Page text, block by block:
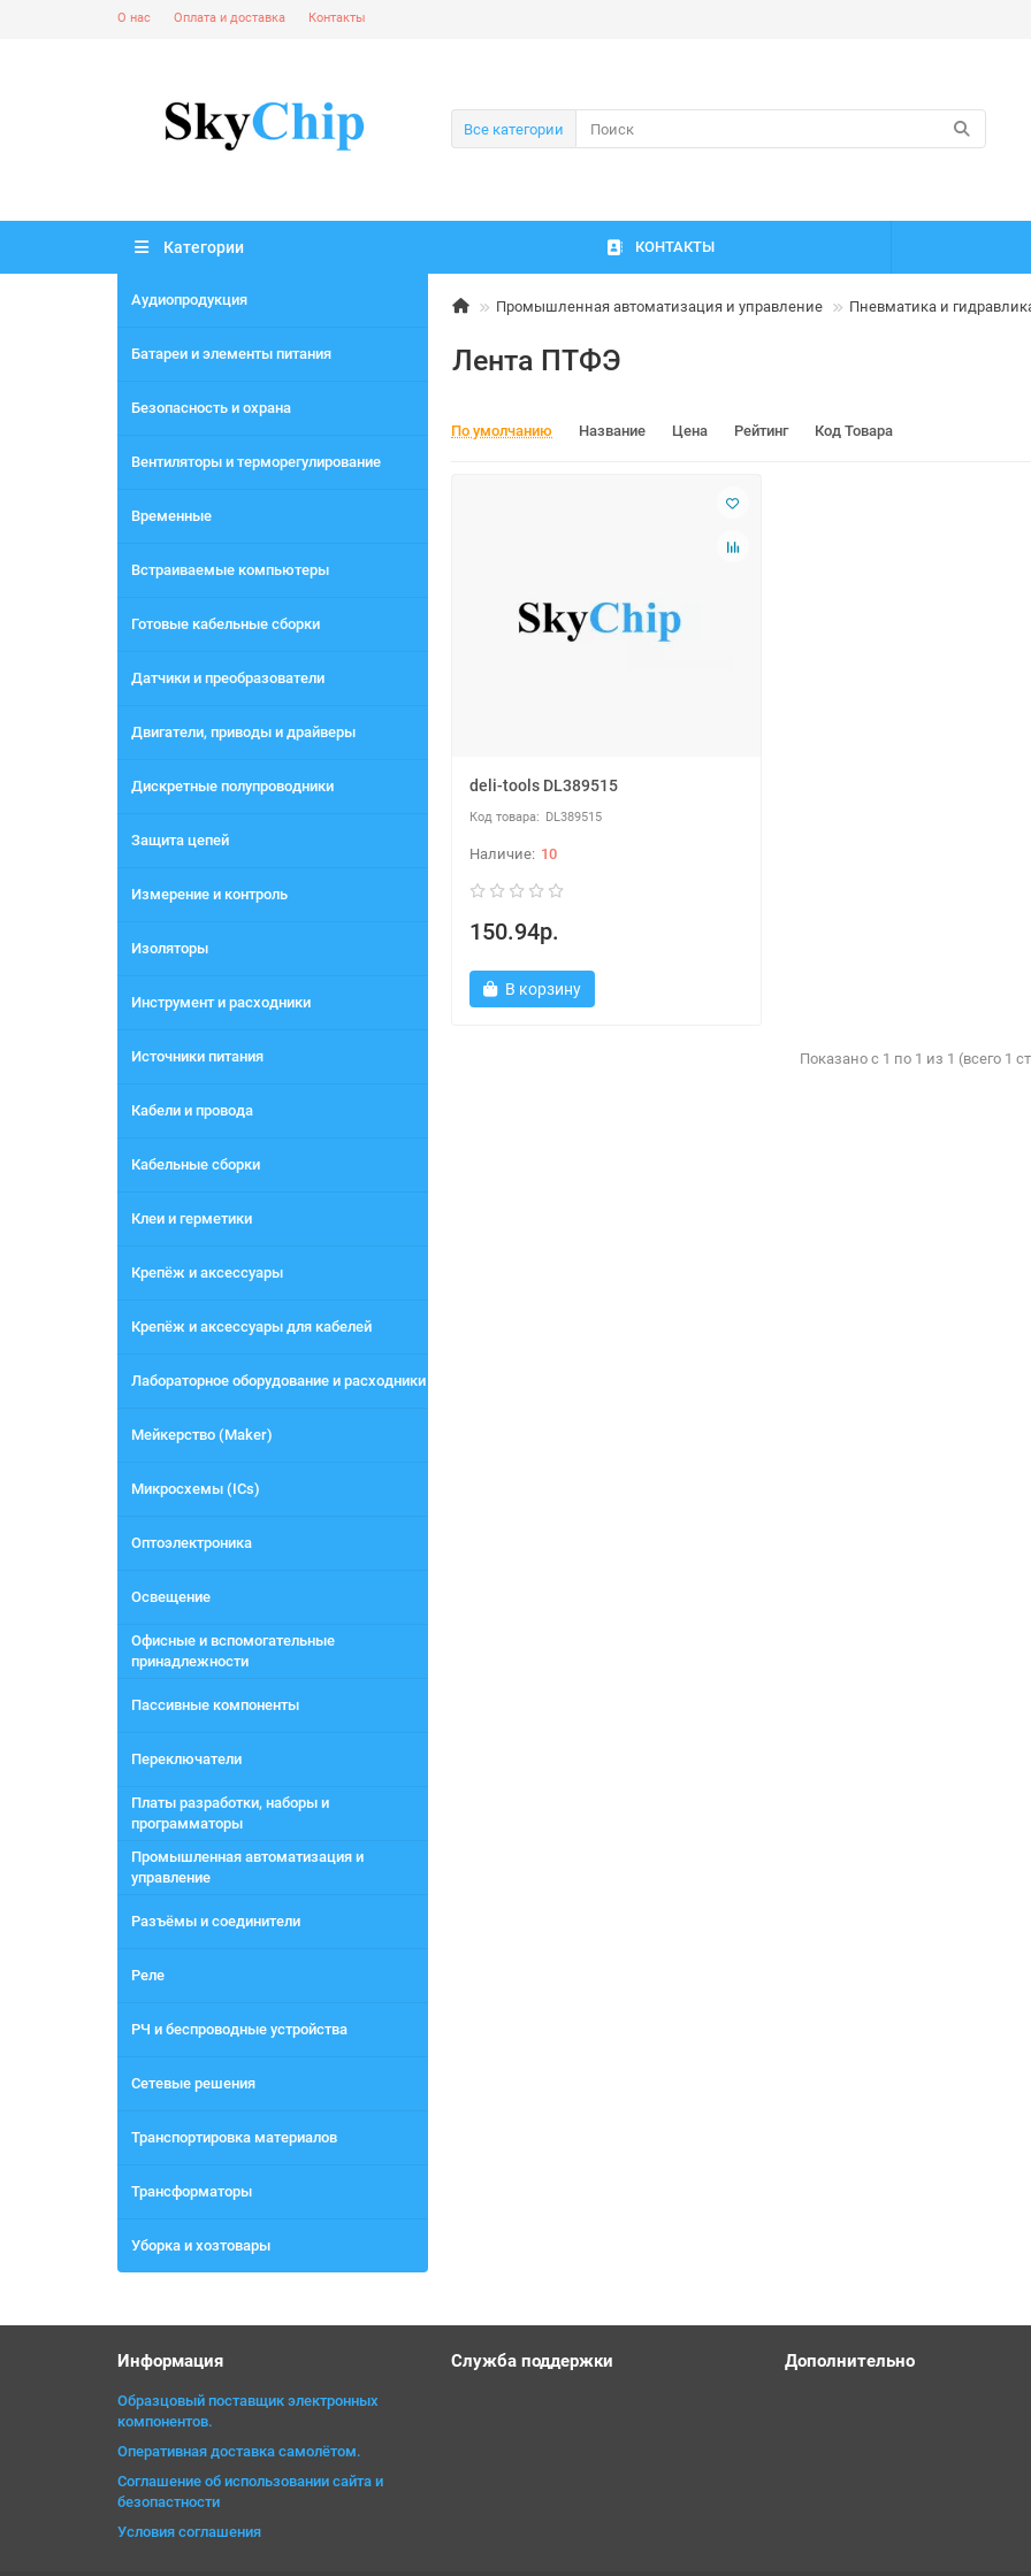
О нас Оплата и доставка Контакты
Все категории
Категории
Аудиопродукция
Батареи и элементы питания
Безопасность и охрана
Вентиляторы и терморегулирование
Временные
Встраиваемые компьютеры
Готовые кабельные сборки
Датчики и преобразователи
Двигатели, приводы и драйверы
Дискретные полупроводники
Защита цепей
Измерение и контроль
Изоляторы
Инструмент и расходники
Источники питания
Кабели и провода
Кабельные сборки
Клеи и герметики
Крепёж и аксессуары
Крепёж и аксессуары для кабелей
Лабораторное оборудование и расходники
Мейкерство (Maker)
Микросхемы (ICs)
Оптоэлектроника
Освещение
Офисные и вспомогательные
принадлежности
Пассивные компоненты
Переключатели
Платы разработки, наборы и
программаторы
Промышленная автоматизация и
управление
Разъёмы и соединители
Реле
РЧ и беспроводные устройства
Сетевые решения
Транспортировка материалов
Трансформаторы
Уборка и хозтовары
КОНТАКТЫ
Промышленная автоматизация и управление Пневматика и
Лента ПТФЭ
По умолчанию Название Цена Рейтинг Код Товара
deli-tools DL389515
DL389515
10
150.94р.
В корзину
Показано с 1 по 1 из 1 (всего 1
Информация
Образцовый поставщик электронных
компонентов.
Оперативная доставка самолётом.
Соглашение об использовании сайта и
безопастности
Условия соглашения
Служба поддержки Дополнительно